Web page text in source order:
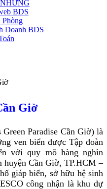
BDS
Phòng
Doanh BDS
Giờ
Paradise Cần Giờ) là
ven biển được Tập đoàn
với quy mô hàng nghìn
huyện Cần Giờ, TP.HCM –
giáp biển, sở hữu hệ sinh
công nhận là khu dự